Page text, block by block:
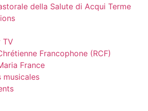
della Salute di Acqui Terme
TV
Francophone (RCF)
France